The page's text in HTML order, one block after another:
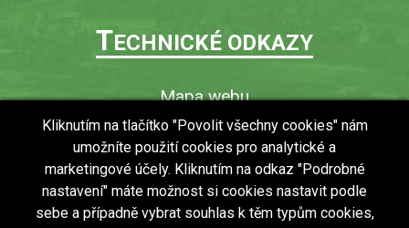
TECHNICKÉ ODKAZY
Mapa webu
O webu
Povinně zveřejňované informace
Ochrana osobních údajů (GDPR)
Vyhledávání
Kliknutím na tlačítko "Povolit všechny cookies" nám
umožníte použití cookies pro analytické a
marketingové účely. Kliknutím na odkaz "Podrobné
nastavení" máte možnost si cookies nastavit podle
sebe a případně vybrat souhlas k těm typům cookies,